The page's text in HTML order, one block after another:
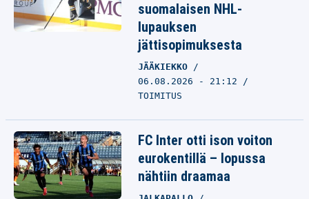
suomalaisen NHL-
lupauksen
jättisopimuksesta
JÄÄKIEKKO
06.08.2026 - 21:12
TOIMITUS
FC Inter otti ison voiton
eurokentillä – lopussa
nähtiin draamaa